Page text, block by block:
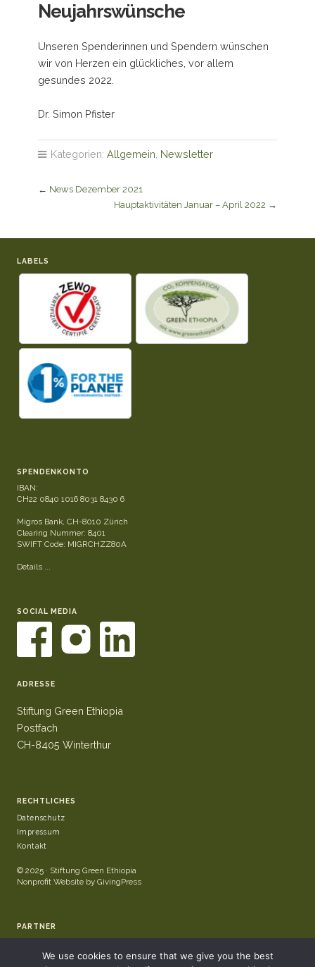
Neujahrswünsche
Unseren Spenderinnen und Spendern wünschen
wir von Herzen ein glückliches, vor allem
gesundes 2022.
Dr. Simon Pfister
Kategorien: Allgemein Newsletter
← News Dezember 2021
Hauptaktivitäten Januar – April 2022 →
LABELS
SPENDENKONTO
IBAN:
CH22 0840 1016 8031 8430 6
Migros Bank, CH-8010 Zürich
Clearing Nummer: 8401
SWIFT Code: MIGRCHZZ80A
Details ...
SOCIAL MEDIA
ADRESSE
Stiftung Green Ethiopia
Postfach
CH-8405 Winterthur
RECHTLICHES
Datenschutz
Impressum
Kontakt
© 2025 · Stiftung Green Ethiopia
Nonprofit Website by GivingPress
PARTNER
We use cookies to ensure that we give you the best